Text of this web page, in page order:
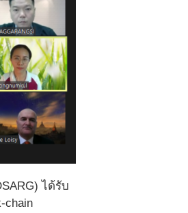
ได้รับ
chain